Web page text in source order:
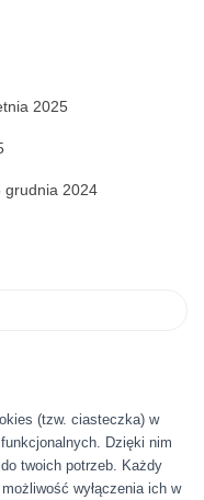
2025
grudnia 2024
(tzw. ciasteczka) w
Dzięki nim
twoich potrzeb. Każdy
wyłączenia ich w